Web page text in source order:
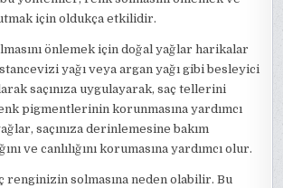
tutmak için oldukça etkilidir.
önlemek için doğal yağlar harikalar
yağı veya argan yağı gibi besleyici
saçınıza uygulayarak, saç tellerini
pigmentlerinin korunmasına yardımcı
saçınıza derinlemesine bakım
ve canlılığını korumasına yardımcı olur.
renginizin solmasına neden olabilir. Bu